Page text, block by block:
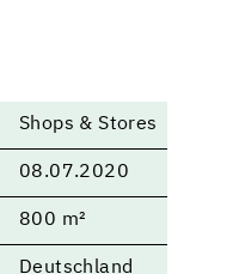
Shops & Stores
08.07.2020
800 m²
Deutschland